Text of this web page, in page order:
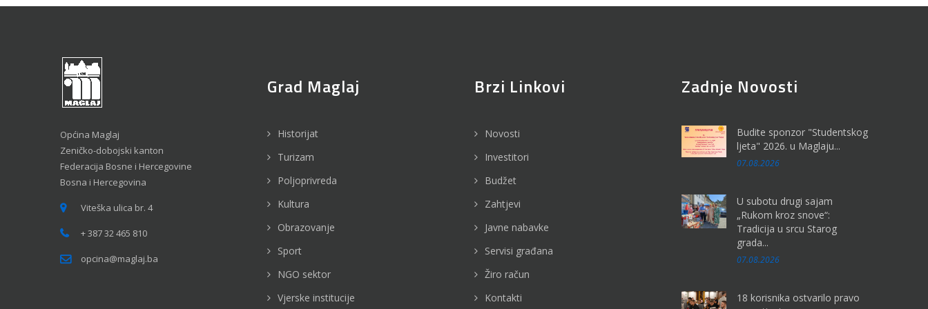
Općina Maglaj
Zeničko-dobojski kanton
Federacija Bosne i Hercegovine
Bosna i Hercegovina
Viteška ulica br. 4
+ 387 32 465 810
opcina@maglaj.ba
Grad Maglaj
Historijat
Turizam
Poljoprivreda
Kultura
Obrazovanje
Sport
NGO sektor
Vjerske institucije
Brzi Linkovi
Novosti
Investitori
Budžet
Zahtjevi
Javne nabavke
Servisi građana
Žiro račun
Kontakti
Zadnje Novosti
Budite sponzor "Studentskog
ljeta" 2026. u Maglaju...
07.08.2026
U subotu drugi sajam
„Rukom kroz snove“:
Tradicija u srcu Starog
grada...
07.08.2026
18 korisnika ostvarilo pravo